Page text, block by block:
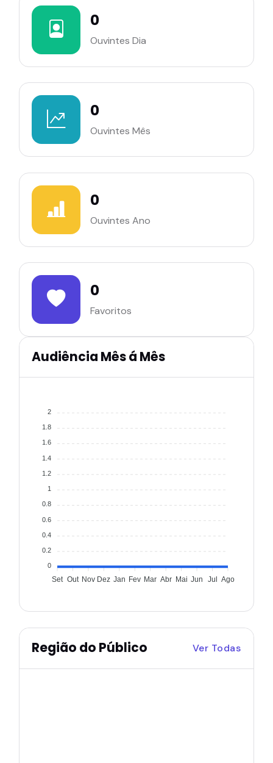
0
Ouvintes Dia
0
Ouvintes Mês
0
Ouvintes Ano
0
Favoritos
Audiência Mês á Mês
2
1.8
1.6
1.4
1.2
1
0.8
0.6
0.4
0.2
0
Set Out Nov Dez Jan Fev Mar Abr Mai Jun Jul Ago
Região do Público Ver Todas